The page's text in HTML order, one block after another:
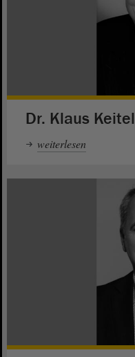
Dr. Klaus Keitel
weiterlesen